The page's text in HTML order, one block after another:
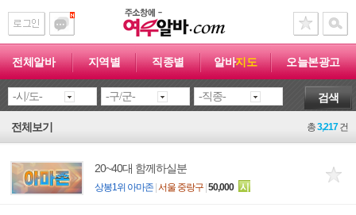
전체알바 지역별 직종별 알바지도 오늘본광고
검색
전체보기 총3,217건
20~40대 함께하실분
상봉1위 아마존 서울 중랑구 50,000 시